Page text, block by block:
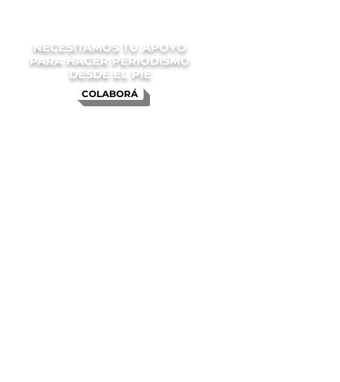
COLABORÁ
NECESITAMOS TU APOYO
PARA HACER PERIODISMO
DESDE EL PIE